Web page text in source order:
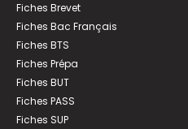
Fiches Brevet
Fiches Bac Français
Fiches BTS
Fiches Prépa
Fiches BUT
Fiches PASS
Fiches SUP